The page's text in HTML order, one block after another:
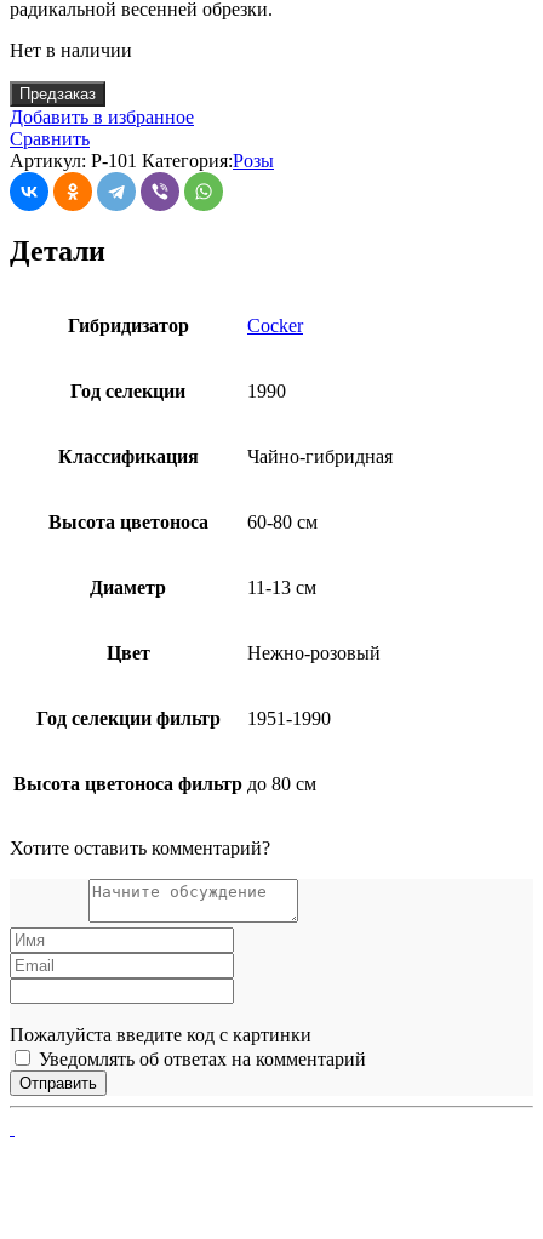
радикальной весенней обрезки.
Нет в наличии
Предзаказ
Добавить в избранное
Сравнить
Артикул: Р-101 Категория:Розы
Детали
Гибридизатор Cocker
Год селекции 1990
Классификация Чайно-гибридная
Высота цветоноса 60-80 см
Диаметр 11-13 см
Цвет Нежно-розовый
Год селекции фильтр 1951-1990
Высота цветоноса фильтр до 80 см
Хотите оставить комментарий?
Пожалуйста введите код с картинки
Уведомлять об ответах на комментарий